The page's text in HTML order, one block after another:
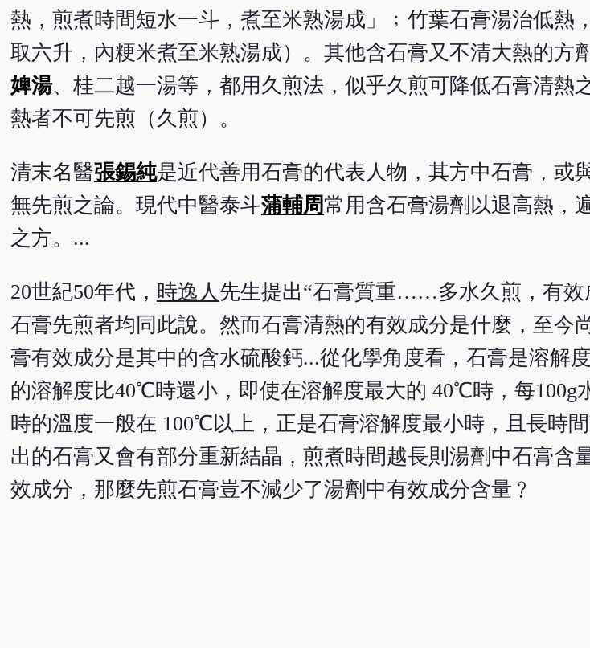
熱，煎煮時間短水一斗，煮至米熟湯成」﹔竹葉石膏湯治低熱
取六升，內粳米煮至米熟湯成）。其他含石膏又不清大熱的方
婢湯、桂二越一湯等，都用久煎法，似乎久煎可降低石膏清熱
熱者不可先煎（久煎）。
清末名醫張錫純是近代善用石膏的代表人物，其方中石膏，或
無先煎之論。現代中醫泰斗蒲輔周常用含石膏湯劑以退高熱，
之方。...
20世紀50年代， 時逸人 先生提出“石膏質重……多水久煎，有效
石膏先煎者均同此說。然而石膏清熱的有效成分是什麼，至今
膏有效成分是其中的含水硫酸鈣...從化學角度看，石膏是溶解
的溶解度比40℃時還小，即使在溶解度最大的 40℃時，每100g
時的溫度一般在 100℃以上，正是石膏溶解度最小時，且長時
出的石膏又會有部分重新結晶，煎煮時間越長則湯劑中石膏含
效成分，那麼先煎石膏豈不減少了湯劑中有效成分含量﹖